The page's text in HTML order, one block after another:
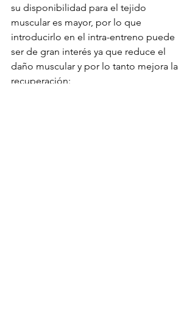
su disponibilidad para el tejido
muscular es mayor, por lo que
introducirlo en el intra-entreno puede
ser de gran interés ya que reduce el
daño muscular y por lo tanto mejora la
recuperación: